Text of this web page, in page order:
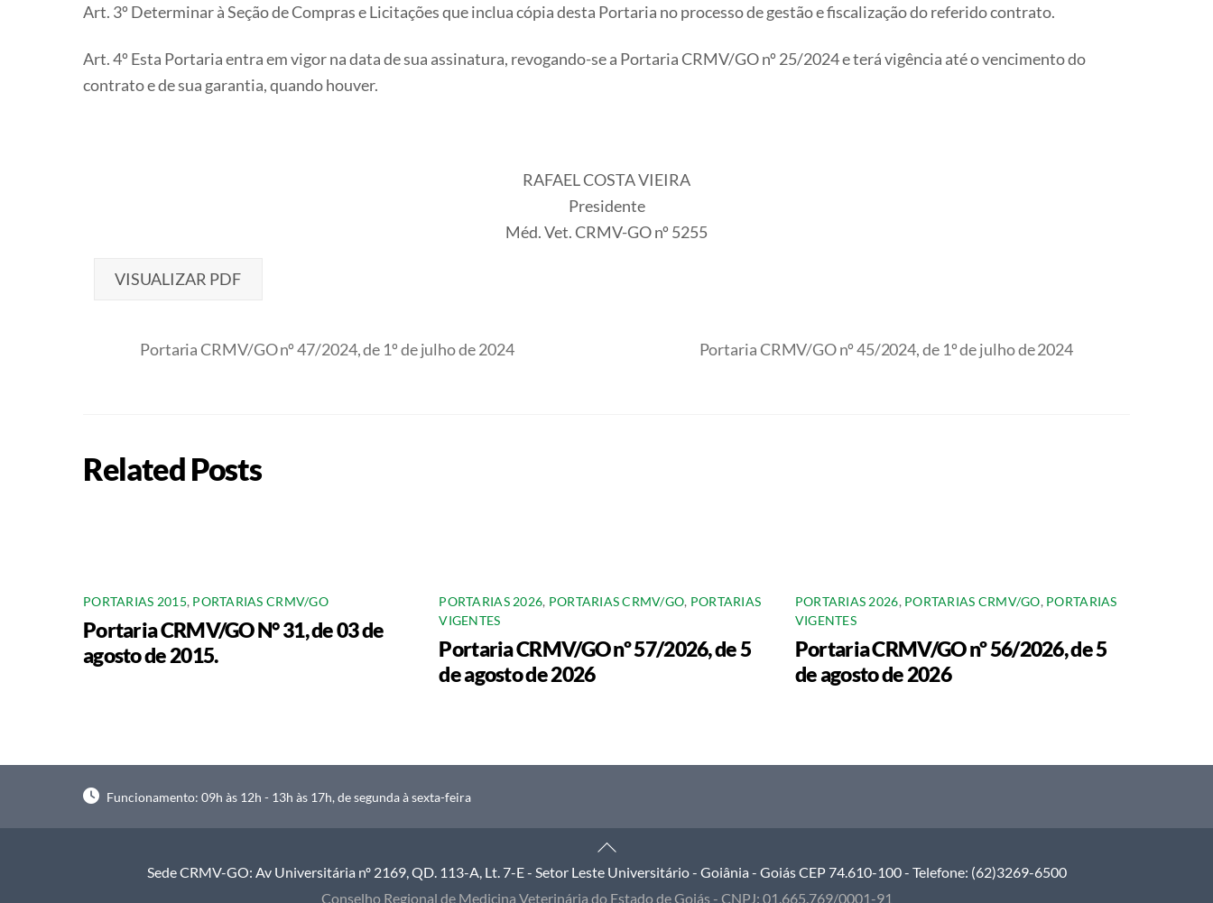
Art. 3º Determinar à Seção de Compras e Licitações que inclua cópia desta Portaria no processo de gestão e fiscalização do referido contrato.
Art. 4º Esta Portaria entra em vigor na data de sua assinatura, revogando-se a Portaria CRMV/GO nº 25/2024 e terá vigência até o vencimento do
contrato e de sua garantia, quando houver.
RAFAEL COSTA VIEIRA
Presidente
Méd. Vet. CRMV-GO nº 5255
VISUALIZAR PDF
Portaria CRMV/GO nº 47/2024, de 1º de julho de 2024 Portaria CRMV/GO nº 45/2024, de 1º de julho de 2024
Related Posts
PORTARIAS 2015, PORTARIAS CRMV/GO
Portaria CRMV/GO N° 31, de 03 de
agosto de 2015.
PORTARIAS 2026, PORTARIAS CRMV/GO, PORTARIAS
VIGENTES
Portaria CRMV/GO nº 57/2026, de 5
de agosto de 2026
PORTARIAS 2026, PORTARIAS CRMV/GO, PORTARIAS
VIGENTES
Portaria CRMV/GO nº 56/2026, de 5
de agosto de 2026
Funcionamento: 09h às 12h - 13h às 17h, de segunda à sexta-feira
Back
To
Top
Sede CRMV-GO: Av Universitária nº 2169, QD. 113-A, Lt. 7-E - Setor Leste Universitário - Goiânia - Goiás CEP 74.610-100 - Telefone: (62)3269-6500
Conselho Regional de Medicina Veterinária do Estado de Goiás - CNPJ: 01.665.769/0001-91